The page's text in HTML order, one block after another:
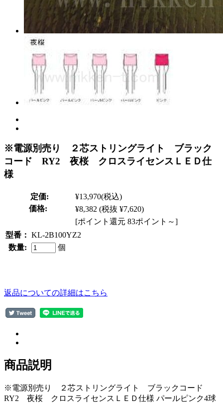
※電源別売り ２芯ストリングライト ブラック
コード RY2 夜桜 クロスライセンスＬＥＤ仕
様
定価: ¥13,970(税込)
価格:
¥8,382 (税抜 ¥7,620)
[ポイント還元 83ポイント～]
型番： KL-2B100YZ2
数量:
個
返品についての詳細はこちら
商品説明
※電源別売り ２芯ストリングライト ブラックコード
RY2 夜桜 クロスライセンスＬＥＤ仕様 パールピンク4球